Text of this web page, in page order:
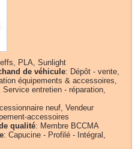
PLA, Sunlight
de véhicule: Dépôt - vente,
équipements & accessoires,
entretien - réparation,
neuf, Vendeur
accessoires
qualité: Membre BCCMA
: Capucine - Profilé - Intégral,